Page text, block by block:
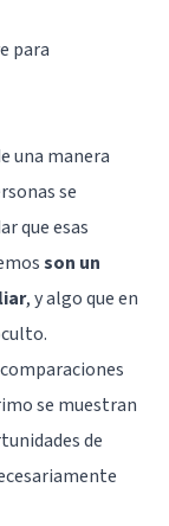
para
una manera
se
que esas
son un
, y algo que en
se muestran
de